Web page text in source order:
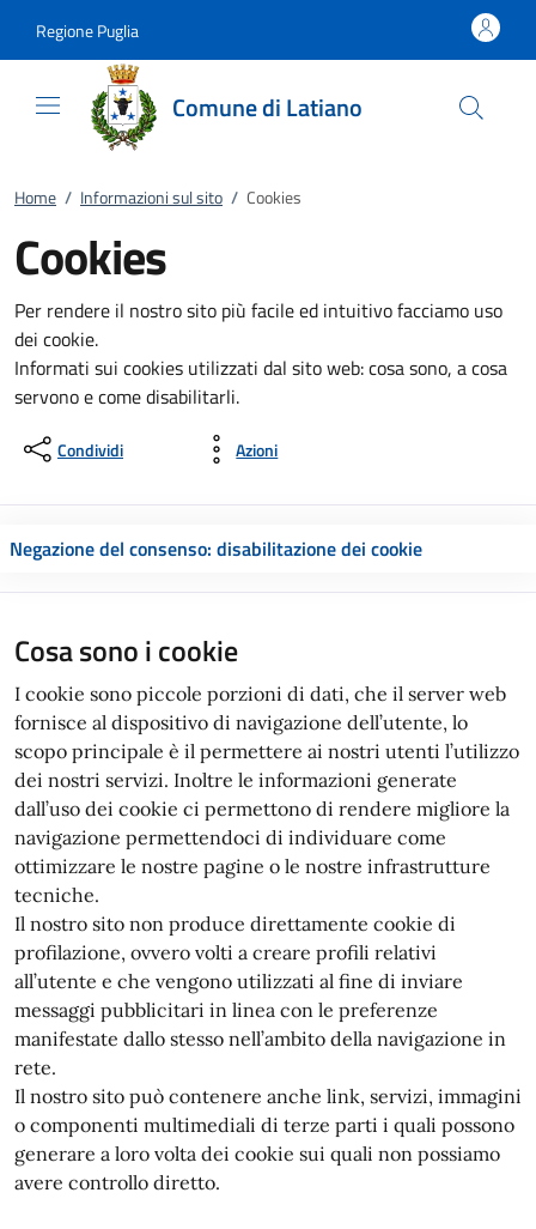
Regione Puglia
Comune di Latiano
Home / Informazioni sul sito / Cookies
Cookies
Per rendere il nostro sito più facile ed intuitivo facciamo uso
dei cookie.
Informati sui cookies utilizzati dal sito web: cosa sono, a cosa
servono e come disabilitarli.
Condividi Azioni
Negazione del consenso: disabilitazione dei cookie
Cosa sono i cookie
I cookie sono piccole porzioni di dati, che il server web
fornisce al dispositivo di navigazione dell’utente, lo
scopo principale è il permettere ai nostri utenti l’utilizzo
dei nostri servizi. Inoltre le informazioni generate
dall’uso dei cookie ci permettono di rendere migliore la
navigazione permettendoci di individuare come
ottimizzare le nostre pagine o le nostre infrastrutture
tecniche.
Il nostro sito non produce direttamente cookie di
profilazione, ovvero volti a creare profili relativi
all’utente e che vengono utilizzati al fine di inviare
messaggi pubblicitari in linea con le preferenze
manifestate dallo stesso nell’ambito della navigazione in
rete.
Il nostro sito può contenere anche link, servizi, immagini
o componenti multimediali di terze parti i quali possono
generare a loro volta dei cookie sui quali non possiamo
avere controllo diretto.